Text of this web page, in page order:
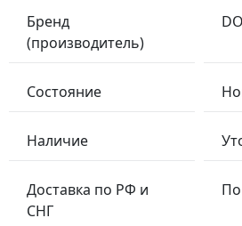
Бренд
(производитель)
Состояние
Наличие
Доставка по РФ и
СНГ